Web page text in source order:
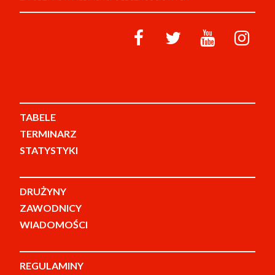
TABELE
TERMINARZ
STATYSTYKI
DRUŻYNY
ZAWODNICY
WIADOMOŚCI
REGULAMINY